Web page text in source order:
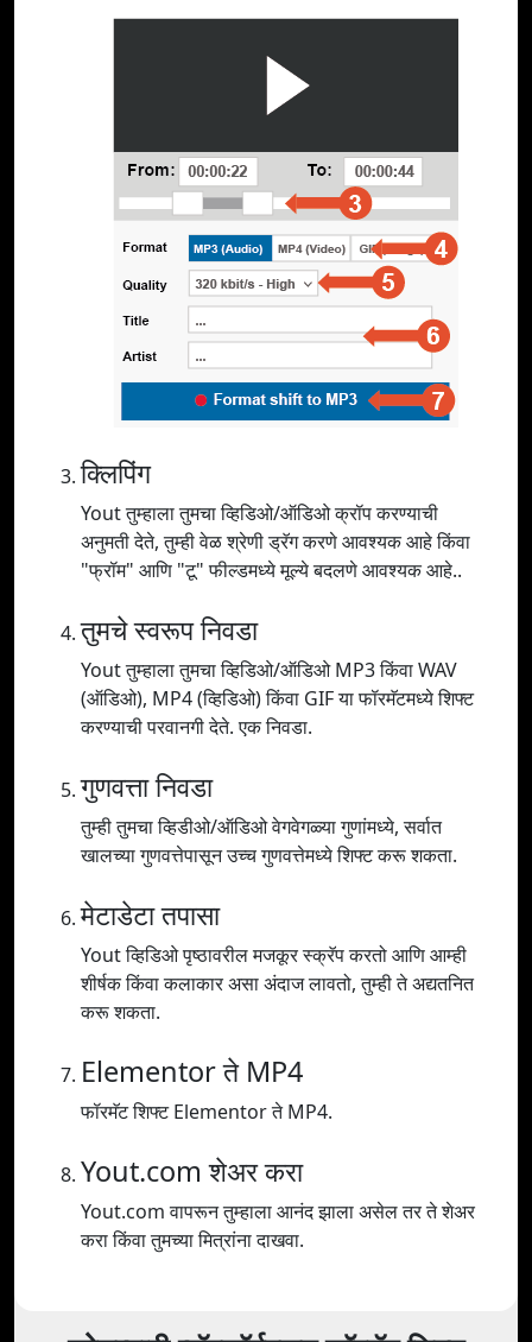
क्लिपिंग
Yout तुम्हाला तुमचा व्हिडिओ/ऑडिओ क्रॉप करण्याची
अनुमती देते, तुम्ही वेळ श्रेणी ड्रॅग करणे आवश्यक आहे किंवा
"फ्रॉम" आणि "टू" फील्डमध्ये मूल्ये बदलणे आवश्यक आहे..
तुमचे स्वरूप निवडा
Yout तुम्हाला तुमचा व्हिडिओ/ऑडिओ MP3 किंवा WAV
(ऑडिओ), MP4 (व्हिडिओ) किंवा GIF या फॉरमॅटमध्ये शिफ्ट
करण्याची परवानगी देते. एक निवडा.
गुणवत्ता निवडा
तुम्ही तुमचा व्हिडीओ/ऑडिओ वेगवेगळ्या गुणांमध्ये, सर्वात
खालच्या गुणवत्तेपासून उच्च गुणवत्तेमध्ये शिफ्ट करू शकता.
मेटाडेटा तपासा
Yout व्हिडिओ पृष्ठावरील मजकूर स्क्रॅप करतो आणि आम्ही
शीर्षक किंवा कलाकार असा अंदाज लावतो, तुम्ही ते अद्यतनित
करू शकता.
Elementor ते MP4
फॉरमॅट शिफ्ट Elementor ते MP4.
Yout.com शेअर करा
Yout.com वापरून तुम्हाला आनंद झाला असेल तर ते शेअर
करा किंवा तुमच्या मित्रांना दाखवा.